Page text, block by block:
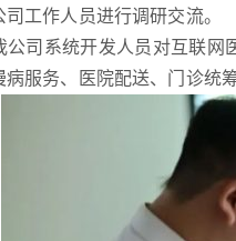
工作人员进行调研交流。
公司系统开发人员对互联网
病服务、医院配送、门诊统